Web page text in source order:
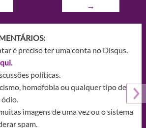
→
é preciso ter uma conta no Disqus.
políticas.
homofobia ou qualquer tipo de
ódio.
imagens de uma vez ou o sistema
spam.